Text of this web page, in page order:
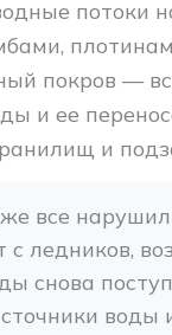
потоки
покров —
и ее
и
все
с ледников,
снова